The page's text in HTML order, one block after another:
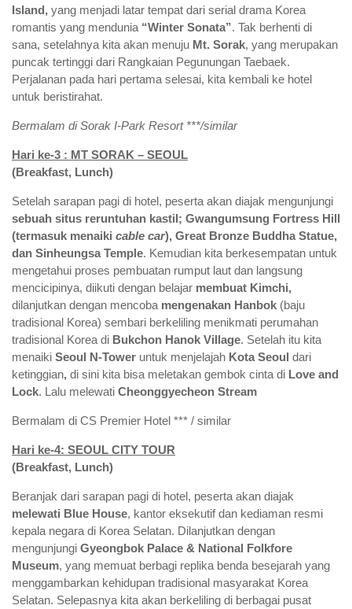
Island, yang menjadi latar tempat dari serial drama Korea
romantis yang mendunia “Winter Sonata”. Tak berhenti di
sana, setelahnya kita akan menuju Mt. Sorak, yang merupakan
puncak tertinggi dari Rangkaian Pegunungan Taebaek.
Perjalanan pada hari pertama selesai, kita kembali ke hotel
untuk beristirahat.
Bermalam di Sorak I-Park Resort ***/similar
Hari ke-3 : MT SORAK – SEOUL
(Breakfast, Lunch)
Setelah sarapan pagi di hotel, peserta akan diajak mengunjungi
sebuah situs reruntuhan kastil; Gwangumsung Fortress Hill
(termasuk menaiki cable car), Great Bronze Buddha Statue,
dan Sinheungsa Temple. Kemudian kita berkesempatan untuk
mengetahui proses pembuatan rumput laut dan langsung
mencicipinya, diikuti dengan belajar membuat Kimchi,
dilanjutkan dengan mencoba mengenakan Hanbok (baju
tradisional Korea) sembari berkeliling menikmati perumahan
tradisional Korea di Bukchon Hanok Village. Setelah itu kita
menaiki Seoul N-Tower untuk menjelajah Kota Seoul dari
ketinggian, di sini kita bisa meletakan gembok cinta di Love and
Lock. Lalu melewati Cheonggyecheon Stream
Bermalam di CS Premier Hotel *** / similar
Hari ke-4: SEOUL CITY TOUR
(Breakfast, Lunch)
Beranjak dari sarapan pagi di hotel, peserta akan diajak
melewati Blue House, kantor eksekutif dan kediaman resmi
kepala negara di Korea Selatan. Dilanjutkan dengan
mengunjungi Gyeongbok Palace & National Folkfore
Museum, yang memuat berbagi replika benda besejarah yang
menggambarkan kehidupan tradisional masyarakat Korea
Selatan. Selepasnya kita akan berkeliling di berbagai pusat